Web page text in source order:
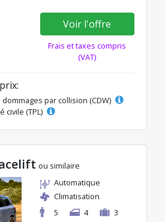
Voir l'offre
Frais et taxes compris
(VAT)
par collision (CDW)
civile (TPL)
ou similaire
Automatique
Climatisation
5
4 3